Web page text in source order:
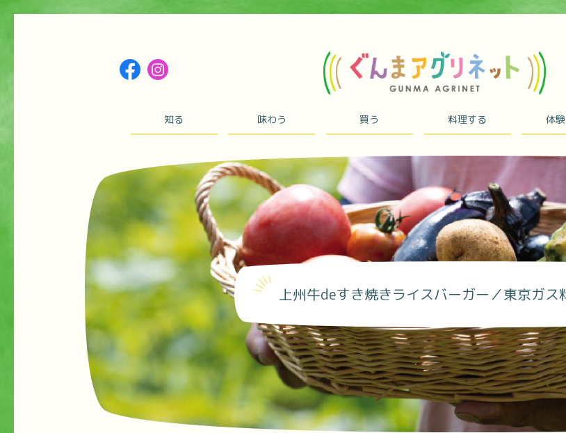
知る 味わう 買う 料理する 体
上州牛deすき焼きライスバーガー／東京ガス